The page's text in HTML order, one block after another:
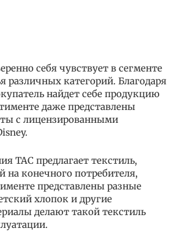
себя чувствует в сегменте
различных категорий. Благодаря
найдет себе продукцию
даже представлены
с лицензированными
TAC предлагает текстиль,
на конечного потребителя,
представлены разные
хлопок и другие
делают такой текстиль